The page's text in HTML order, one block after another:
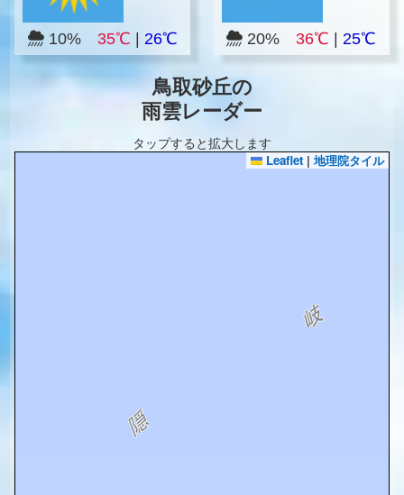
10% 35℃ 26℃ 20%36℃ |25℃
鳥取砂丘の
雨雲レーダー
タップすると拡大します
Leaflet | 地理院タイル